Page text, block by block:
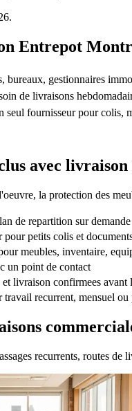
Entrepot
bureaux, gestionnaires
de livraisons
seul fournisseur pour colis,
avec
la protection des
de repartition sur demande
petits colis et
meubles, inventaire,
un point de contact
et livraison confirmees avant
travail recurrent, mensuel ou
recurrents, routes